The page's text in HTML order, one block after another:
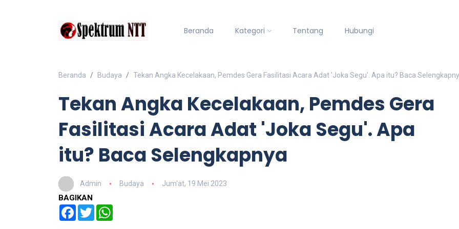
Beranda Kategori Tentang Hubungi
Beranda Budaya Tekan Angka Kecelakaan, Pemdes Gera Fasilitasi Acara Adat 'Joka Segu'. Apa itu? Baca
Tekan Angka Kecelakaan, Pemdes Gera
Fasilitasi Acara Adat 'Joka Segu'. Apa
itu? Baca Selengkapnya
Admin Budaya Jum'at, 19 Mei 2023
BAGIKAN
Facebook
Twitter